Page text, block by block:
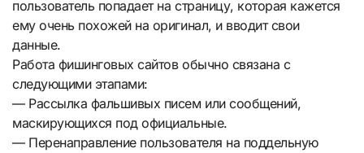
пользователь попадает на страницу, которая кажется
ему очень похожей на оригинал, и вводит свои
данные.
Работа фишинговых сайтов обычно связана с
следующими этапами:
— Рассылка фальшивых писем или сообщений,
маскирующихся под официальные.
— Перенаправление пользователя на поддельную